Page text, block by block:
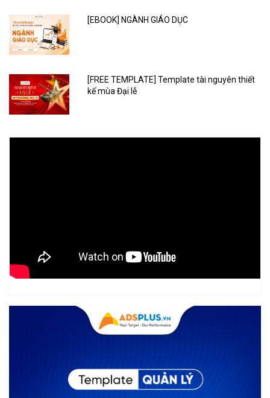
[EBOOK] NGÀNH GIÁO DỤC
[FREE TEMPLATE] Template tài nguyên thiết
kế mùa Đại lễ